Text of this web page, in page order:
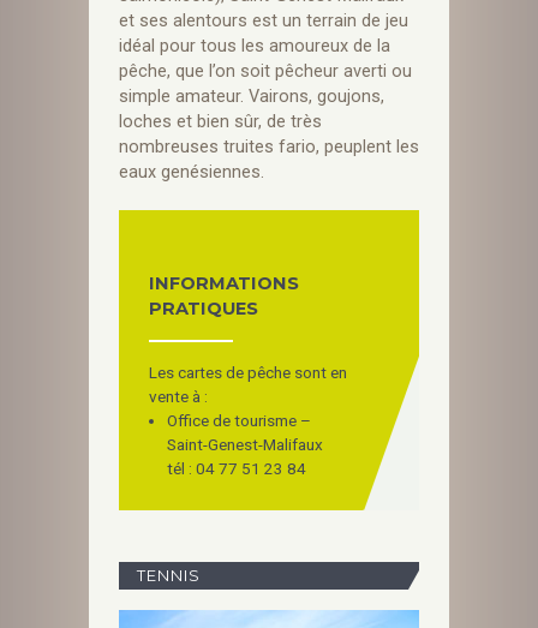
et ses alentours est un terrain de jeu
idéal pour tous les amoureux de la
pêche, que l’on soit pêcheur averti ou
simple amateur. Vairons, goujons,
loches et bien sûr, de très
nombreuses truites fario, peuplent les
eaux genésiennes.
INFORMATIONS
PRATIQUES
Les cartes de pêche sont en
vente à :
Office de tourisme –
Saint-Genest-Malifaux
tél : 04 77 51 23 84
TENNIS